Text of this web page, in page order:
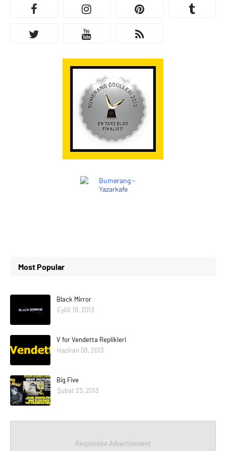
Most Popular
Black Mirror
Eylül 19, 2013
V for Vendetta Replikleri
Haziran 08, 2013
Big Five
Şubat 23, 2013
Responsive Advertisement